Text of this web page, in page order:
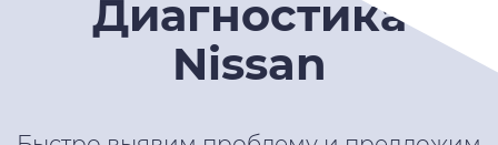
Диагностика
Nissan